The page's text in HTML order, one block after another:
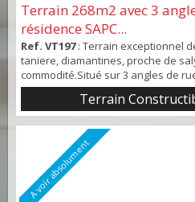
Terrain 268m2 avec 3
résidence SAPC...
Ref. VT197: Terrain exceptionnel
taniere, diamantines, proche de
commodité.Situé sur 3 angles de
visibilité et un potentiel de
résidentiel avec des appartements
commerciaux en rez-de-
quartier en pleine expansion. Prix
Terrain
A voir absolument